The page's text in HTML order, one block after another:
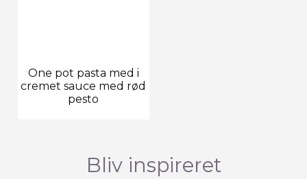
One pot pasta med i
cremet sauce med rød
pesto
Bliv inspireret